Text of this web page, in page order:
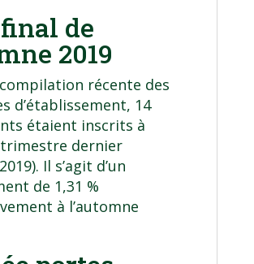
de
2019
récente des
d’établissement, 14
étaient inscrits à
trimestre dernier
Il s’agit d’un
de 1,31 %
à l’automne